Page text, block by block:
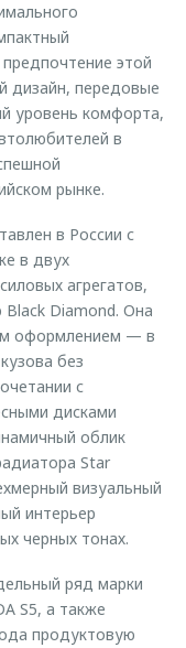
этой
дизайн, передовые
уровень комфорта,
в
рынке.
в России с
в двух
агрегатов,
Diamond. Она
оформлением — в
без
с
дисками
облик
Star
визуальный
интерьер
черных тонах.
ряд марки
S5, а также
продуктовую